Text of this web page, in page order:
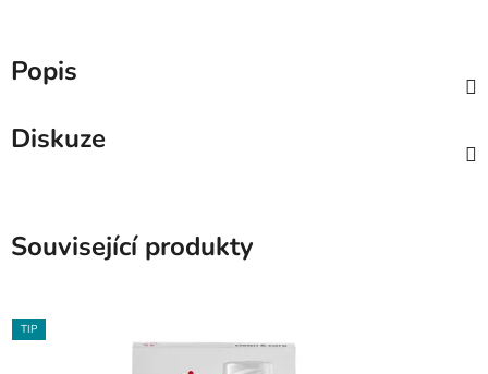
Popis
Diskuze
Související produkty
TIP